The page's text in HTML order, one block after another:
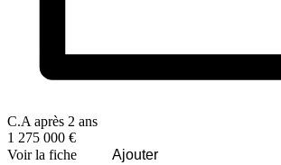
C.A après 2 ans
1 275 000 €
Voir la fiche
Ajouter